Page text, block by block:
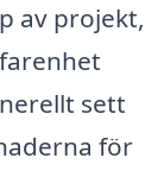
av projekt,
sett
för